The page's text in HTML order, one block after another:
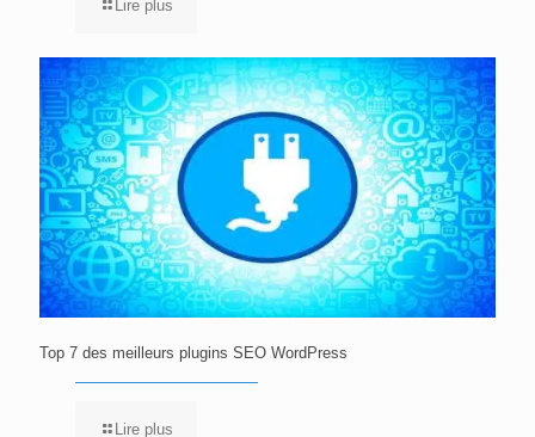
Lire plus
Top 7 des meilleurs plugins SEO WordPress
Lire plus